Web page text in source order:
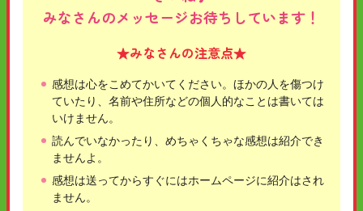
みなさんのメッセージお待ちしています！
★みなさんの注意点★
感想は心をこめてかいてください。ほかの人を傷つけ
ていたり、名前や住所などの個人的なことは書いては
いけません。
読んでいなかったり、めちゃくちゃな感想は紹介でき
ませんよ。
感想は送ってからすぐにはホームページに紹介はされ
ません。